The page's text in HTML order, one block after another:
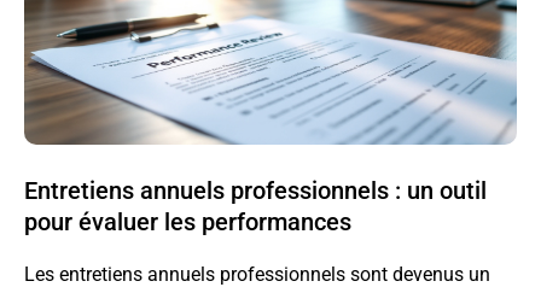
Entretiens annuels professionnels : un outil
pour évaluer les performances
Les entretiens annuels professionnels sont devenus un